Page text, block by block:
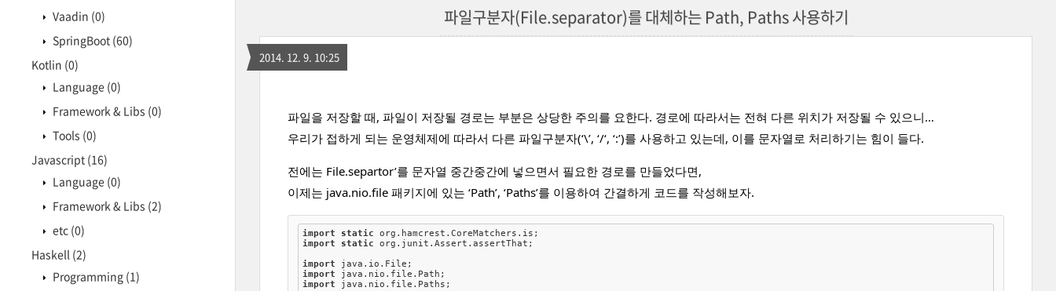
Vaadin (0)
SpringBoot (60)
Kotlin (0)
Language (0)
Framework & Libs (0)
Tools (0)
Javascript (16)
Language (0)
Framework & Libs (2)
etc (0)
Haskell (2)
Programming (1)
파일구분자(File.separator)를 대체하는 Path, Paths 사용하기
2014. 12. 9. 10:25
파일을 저장할 때, 파일이 저장될 경로는 부분은 상당한 주의를 요한다. 경로에 따라서는 전혀 다른 위치가 저장될 수 있으니…
우리가 접하게 되는 운영체제에 따라서 다른 파일구분자(‘\’, ‘/‘, ‘:’)를 사용하고 있는데, 이를 문자열로 처리하기는 힘이 들다.
전에는 File.separtor’를 문자열 중간중간에 넣으면서 필요한 경로를 만들었다면,
이제는 java.nio.file 패키지에 있는 ‘Path’, ‘Paths’를 이용하여 간결하게 코드를 작성해보자.
import static
import
static
org.junit.Assert.assertThat;
import
import
import
java.nio.file.Paths;